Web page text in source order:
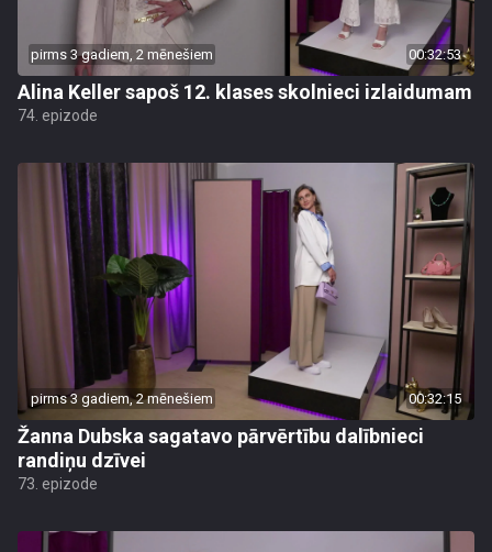
pirms 3 gadiem, 2 mēnešiem 00:32:53
Alina Keller sapoš 12. klases skolnieci izlaidumam
74. epizode
pirms 3 gadiem, 2 mēnešiem 00:32:15
Žanna Dubska sagatavo pārvērtību dalībnieci
randiņu dzīvei
73. epizode